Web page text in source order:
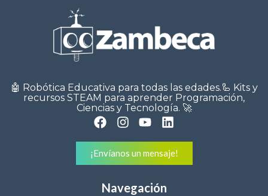
🤖 Robótica Educativa para todas las edades.🦾 Kits y
recursos STEAM para aprender Programación,
Ciencias y Tecnología. 🚀
¡Envíanos un mensaje!
Navegación